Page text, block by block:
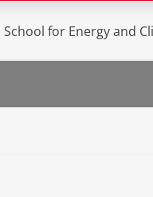
for Energy and